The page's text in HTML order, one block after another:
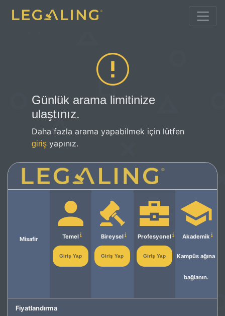
Günlük arama limitinize
ulaştınız.
Daha fazla arama yapabilmek için lütfen
giriş yapınız.
Misafir Temel
Giriş Yap
Bireysel
Giriş Yap
Profesyonel
Giriş Yap
Akademik
Kampüs ağına
bağlanın.
Fiyatlandırma